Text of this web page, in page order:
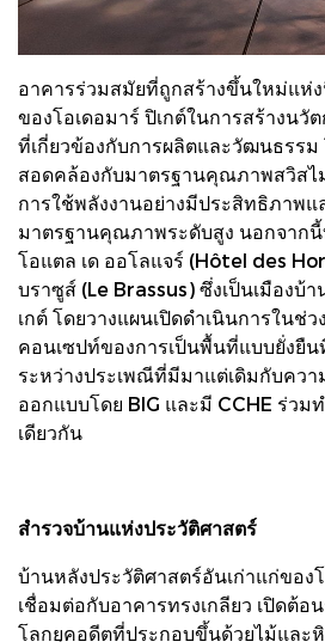
อาคารร่วมสมัยที่ถูกสร้างขึ้นใหม่แห่
ของโอเดอมาร์ ปิเกต์ในการสร้างนวั
ที่เกี่ยวข้องกับการผลิตและวัฒนธรร
สอดคล้องกับมาตรฐานคุณภาพสวิสไม
การใช้พลังงานอย่างมีประสิทธิภาพแ
มาตรฐานคุณภาพระดับสูง นอกจากนี้
โอแตล เด ออโลแจร์ (Hôtel des
บราซูส์ (Le Brassus) ซึ่งเป็นเมืองบ้า
เกต์ โดยวางแผนเปิดดำเนินการในช่
คอนเซปท์ของการเป็นพื้นที่แบบยั่งยืน
ระหว่างประเพณีที่มีมาแต่เดิมกับคว
ออกแบบโดย BIG และมี CCHE ร่วม
เดียวกัน
สำรวจบ้านแห่งประวัติศาสตร์
บ้านหลังประวัติศาสตร์อันเก่าแก่ของ
เชื่อมต่อกับอาคารทรงเกลียว เปิดต้อ
โลกยุคอดีตที่ประกอบขึ้นด้วยไม้และ